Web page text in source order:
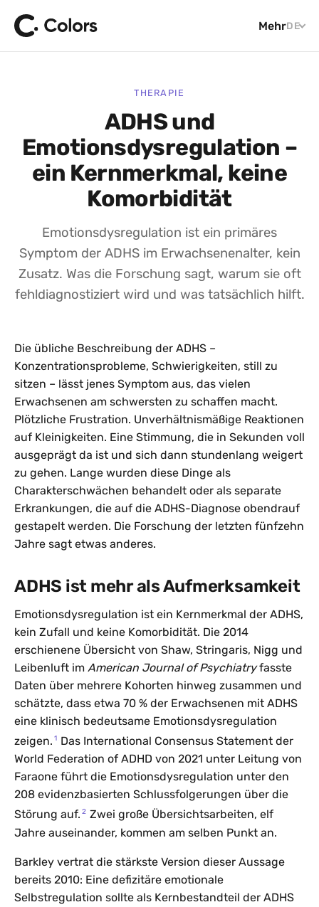
MehrDE
THERAPIE
ADHS und
Emotionsdysregulation –
ein Kernmerkmal, keine
Komorbidität
Emotionsdysregulation ist ein primäres
Symptom der ADHS im Erwachsenenalter, kein
Zusatz. Was die Forschung sagt, warum sie oft
fehldiagnostiziert wird und was tatsächlich hilft.
Die übliche Beschreibung der ADHS –
Konzentrationsprobleme, Schwierigkeiten, still zu
sitzen – lässt jenes Symptom aus, das vielen
Erwachsenen am schwersten zu schaffen macht.
Plötzliche Frustration. Unverhältnismäßige Reaktionen
auf Kleinigkeiten. Eine Stimmung, die in Sekunden voll
ausgeprägt da ist und sich dann stundenlang weigert
zu gehen. Lange wurden diese Dinge als
Charakterschwächen behandelt oder als separate
Erkrankungen, die auf die ADHS-Diagnose obendrauf
gestapelt werden. Die Forschung der letzten fünfzehn
Jahre sagt etwas anderes.
ADHS ist mehr als Aufmerksamkeit
Emotionsdysregulation ist ein Kernmerkmal der ADHS,
kein Zufall und keine Komorbidität. Die 2014
erschienene Übersicht von Shaw, Stringaris, Nigg und
Leibenluft im American Journal of Psychiatryfasste
Daten über mehrere Kohorten hinweg zusammen und
schätzte, dass etwa 70 % der Erwachsenen mit ADHS
eine klinisch bedeutsame Emotionsdysregulation
zeigen. 1 Das International Consensus Statement der
World Federation of ADHD von 2021 unter Leitung von
Faraone führt die Emotionsdysregulation unter den
208 evidenzbasierten Schlussfolgerungen über die
Störung auf. 2 Zwei große Übersichtsarbeiten, elf
Jahre auseinander, kommen am selben Punkt an.
Barkley vertrat die stärkste Version dieser Aussage
bereits 2010: Eine defizitäre emotionale
Selbstregulation sollte als Kernbestandteil der ADHS